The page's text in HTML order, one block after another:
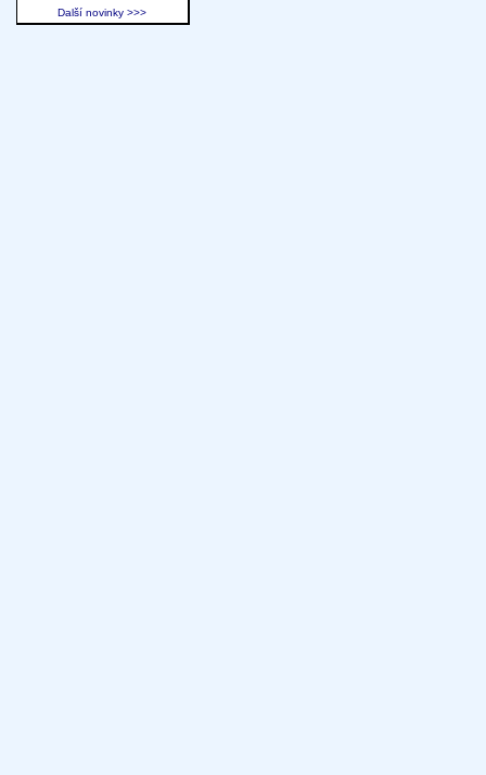
Další novinky >>>